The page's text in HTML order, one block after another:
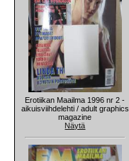
Erotiikan Maailma 1996 nr 2 -
aikuisviihdelehti / adult graphics
magazine
Näytä